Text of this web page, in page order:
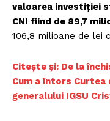
valoarea investiției
CNI fiind de 89,7
106,8 milioane de lei
Citește și: De la
Cum a întors
generalului IGSU